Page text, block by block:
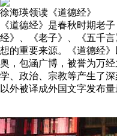
徐海瑛领读《道德经》
《道德经》是春秋时期老
经》、《老子》、《五千
想的重要来源。《道德经
奥，包涵广博，被誉为万
学、政治、宗教等产生了
以外被译成外国文字发布量